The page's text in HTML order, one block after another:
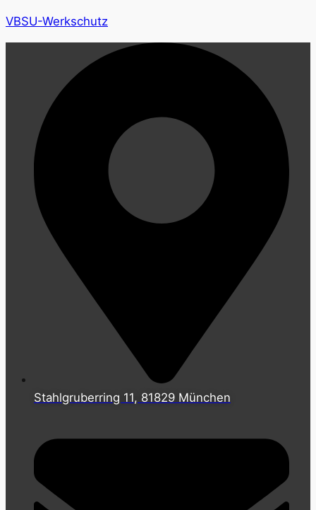
VBSU-Werkschutz
Stahlgruberring 11, 81829 München